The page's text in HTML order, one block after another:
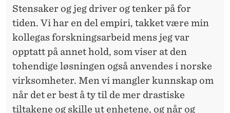
Stensaker og jeg driver og tenker på for
tiden. Vi har en del empiri, takket være min
kollegas forskningsarbeid mens jeg var
opptatt på annet hold, som viser at den
tohendige løsningen også anvendes i norske
virksomheter. Men vi mangler kunnskap om
når det er best å ty til de mer drastiske
tiltakene og skille ut enhetene, og når og